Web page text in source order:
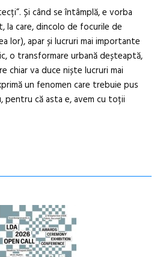
Și când se întâmplă, e vorba
la care, dincolo de focurile de
lor), apar și lucruri mai importante
o transformare urbană deșteaptă,
chiar va duce niște lucruri mai
un fenomen care trebuie pus
pentru că asta e, avem cu toții